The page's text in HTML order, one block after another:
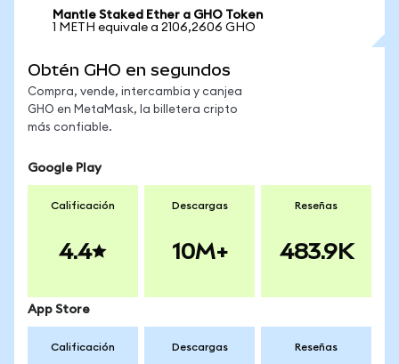
Mantle Staked Ether a GHO Token
1 METH equivale a 2106,2606 GHO
Obtén GHO en segundos
Compra, vende, intercambia y canjea
GHO en MetaMask, la billetera cripto
más confiable.
Google Play
Calificación
4.4
Descargas
10M+
Reseñas
483.9K
App Store
Calificación Descargas Reseñas